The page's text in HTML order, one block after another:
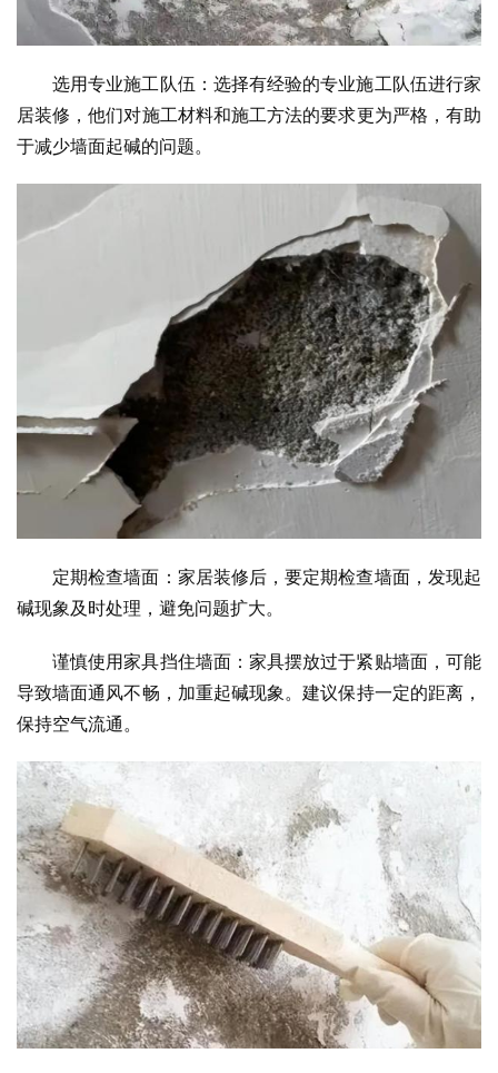
选用专业施工队伍：选择有经验的专业施工队伍进行家
居装修，他们对施工材料和施工方法的要求更为严格，有助
于减少墙面起碱的问题。
定期检查墙面：家居装修后，要定期检查墙面，发现起
碱现象及时处理，避免问题扩大。
谨慎使用家具挡住墙面：家具摆放过于紧贴墙面，可能
导致墙面通风不畅，加重起碱现象。建议保持一定的距离，
保持空气流通。